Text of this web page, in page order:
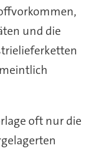
und die
oft nur die